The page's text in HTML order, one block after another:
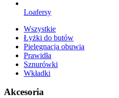
Loafersy
Wszystkie
Łyżki do butów
Pielęgnacja obuwia
Prawidła
Sznurówki
Wkładki
Akcesoria